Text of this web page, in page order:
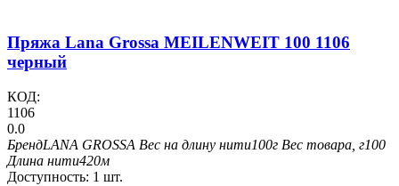
Пряжа Lana Grossa MEILENWEIT 100 1106
черный
КОД:
1106
0.0
БрендLANA GROSSA Вес на длину нити100г Вес товара, г100
Длина нити420м
Доступность: 1 шт.